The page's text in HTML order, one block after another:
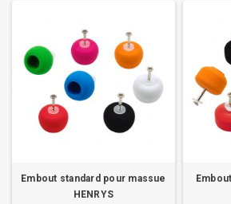
Embout standard pour massue
HENRYS